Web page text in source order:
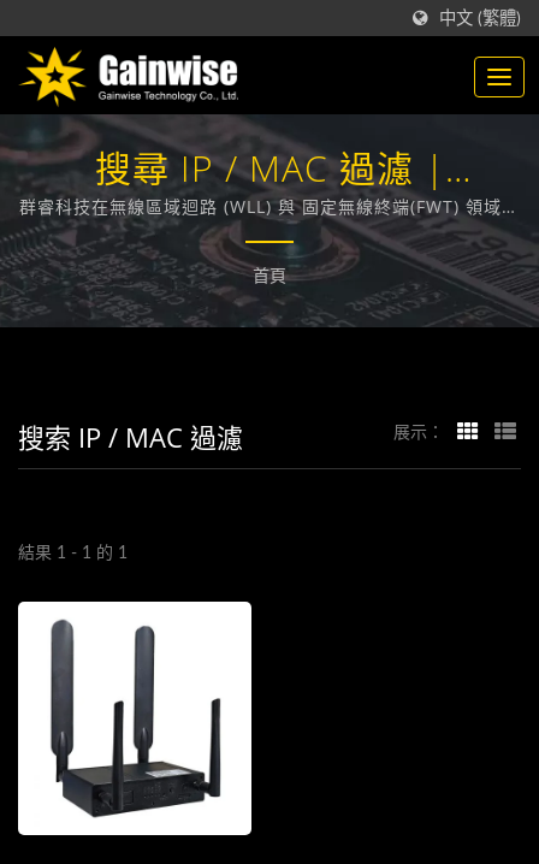
中文 (繁體)
搜尋 IP / MAC 過濾 |
GAINWISE
群睿科技在無線區域迴路 (WLL) 與 固定無線終端(FWT) 領域，
技術領先業界，在台灣，致力於為各大電信業者提供通訊技術
相關的解決方案。
首頁
搜索 IP / MAC 過濾 展示：
結果 1 - 1 的 1